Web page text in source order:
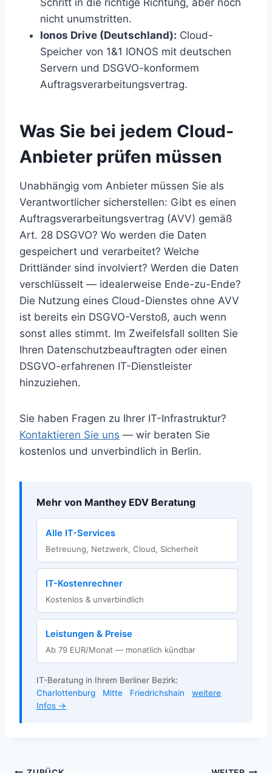
Schritt in die richtige Richtung, aber noch
nicht unumstritten.
Ionos Drive (Deutschland): Cloud-
Speicher von 1&1 IONOS mit deutschen
Servern und DSGVO-konformem
Auftragsverarbeitungsvertrag.
Was Sie bei jedem Cloud-
Anbieter prüfen müssen
Unabhängig vom Anbieter müssen Sie als
Verantwortlicher sicherstellen: Gibt es einen
Auftragsverarbeitungsvertrag (AVV) gemäß
Art. 28 DSGVO? Wo werden die Daten
gespeichert und verarbeitet? Welche
Drittländer sind involviert? Werden die Daten
verschlüsselt — idealerweise Ende-zu-Ende?
Die Nutzung eines Cloud-Dienstes ohne AVV
ist bereits ein DSGVO-Verstoß, auch wenn
sonst alles stimmt. Im Zweifelsfall sollten Sie
Ihren Datenschutzbeauftragten oder einen
DSGVO-erfahrenen IT-Dienstleister
hinzuziehen.
Sie haben Fragen zu Ihrer IT-Infrastruktur?
Kontaktieren Sie uns — wir beraten Sie
kostenlos und unverbindlich in Berlin.
Mehr von Manthey EDV Beratung
Alle IT-Services
Betreuung, Netzwerk, Cloud, Sicherheit
IT-Kostenrechner
Kostenlos & unverbindlich
Leistungen & Preise
Ab 79 EUR/Monat — monatlich kündbar
IT-Beratung in Ihrem Berliner Bezirk:
Charlottenburg
Mitte Friedrichshain
weitere
Infos →